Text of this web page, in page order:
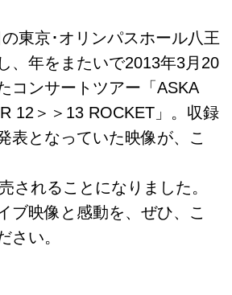
東京･オリンパスホール八王
、年をまたいで2013年3月20
コンサートツアー「ASKA
12＞＞13 ROCKET」。収録
表となっていた映像が、こ
されることになりました。
ブ映像と感動を、ぜひ、こ
さい。